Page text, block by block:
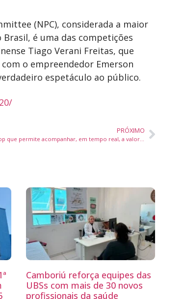
(NPC), considerada a maior
é uma das competições
Tiago Verani Freitas, que
o empreendedor Emerson
espetáculo ao público.
PRÓXIMO
Camboriú reforça equipes das
UBSs com mais de 30 novos
profissionais da saúde